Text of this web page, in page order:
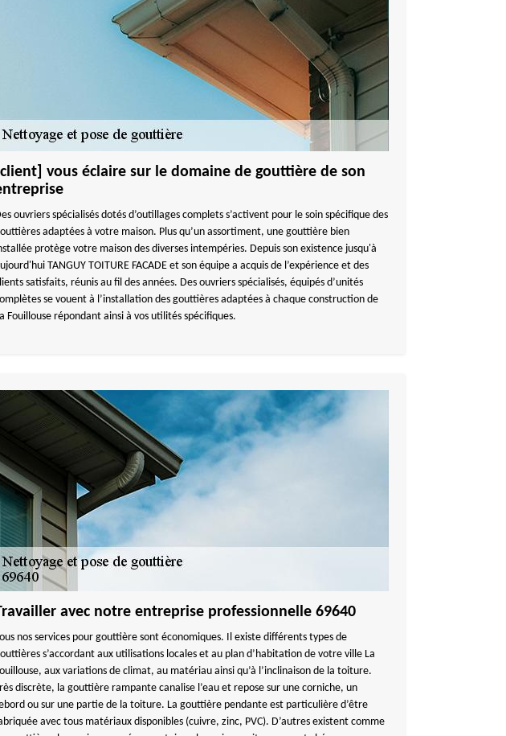
vous éclaire sur le domaine de gouttière de son
ouvriers spécialisés dotés d’outillages complets s’activent pour le soin spécifique des
adaptées à votre maison. Plus qu’un assortiment, une gouttière bien
protège votre maison des diverses intempéries. Depuis son existence jusqu'à
TANGUY TOITURE FACADE et son équipe a acquis de l’expérience et des
satisfaits, réunis au fil des années. Des ouvriers spécialisés, équipés d’unités
se vouent à l’installation des gouttières adaptées à chaque construction de
Fouillouse répondant ainsi à vos utilités spécifiques.
avec notre entreprise professionnelle 69640
nos services pour gouttière sont économiques. Il existe différents types de
s’accordant aux utilisations locales et au plan d’habitation de votre ville La
aux variations de climat, au matériau ainsi qu’à l’inclinaison de la toiture.
discrète, la gouttière rampante canalise l’eau et repose sur une corniche, un
ou sur une partie de la toiture. La gouttière pendante est particulière d’être
avec tous matériaux disponibles (cuivre, zinc, PVC). D’autres existent comme